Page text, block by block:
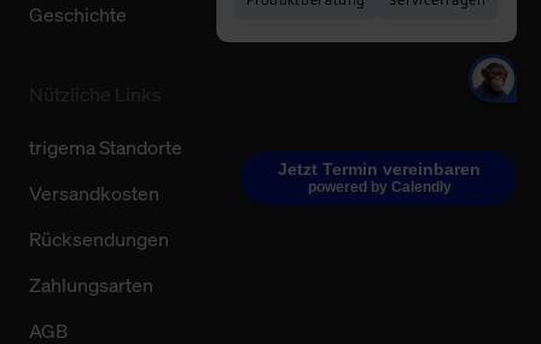
Jetzt Termin vereinbaren
powered by Calendly
Geschichte
trigema Standorte
Versandkosten
Rücksendungen
Zahlungsarten
AGB